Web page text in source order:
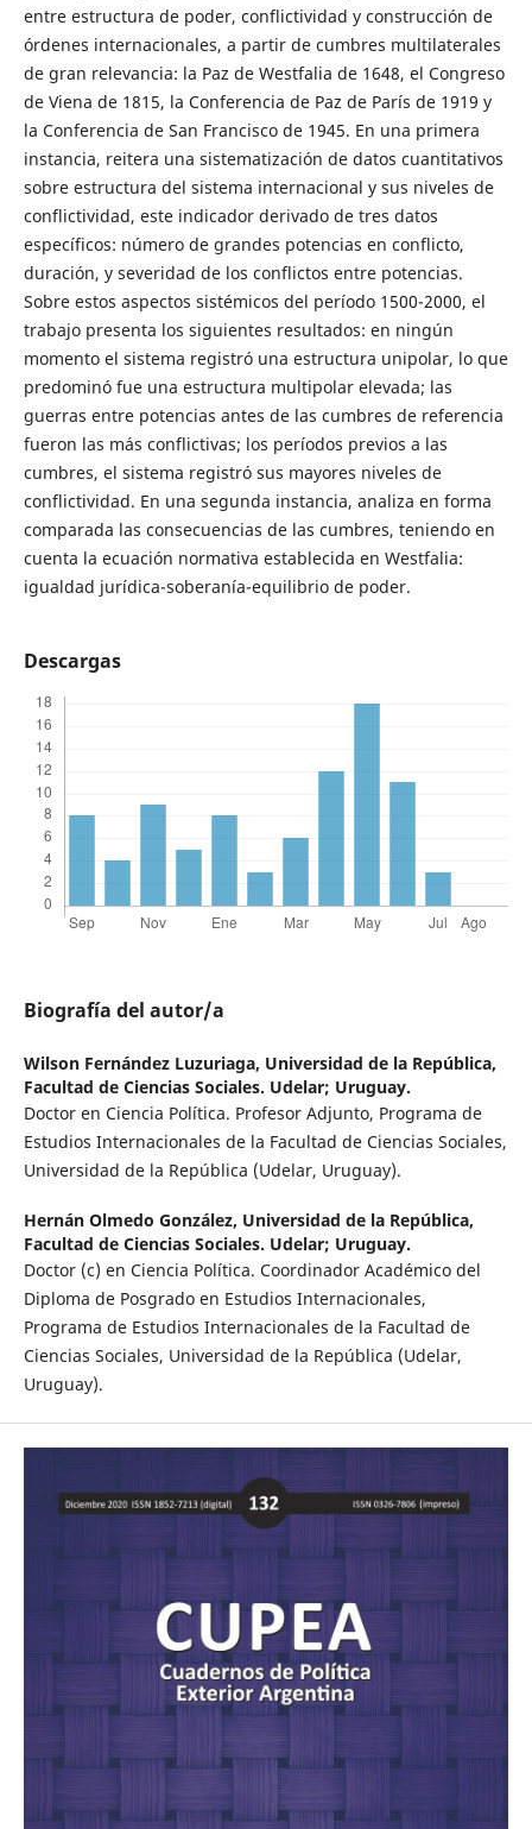
entre estructura de poder, conflictividad y construcción de
órdenes internacionales, a partir de cumbres multilaterales
de gran relevancia: la Paz de Westfalia de 1648, el Congreso
de Viena de 1815, la Conferencia de Paz de París de 1919 y
la Conferencia de San Francisco de 1945. En una primera
instancia, reitera una sistematización de datos cuantitativos
sobre estructura del sistema internacional y sus niveles de
conflictividad, este indicador derivado de tres datos
específicos: número de grandes potencias en conflicto,
duración, y severidad de los conflictos entre potencias.
Sobre estos aspectos sistémicos del período 1500-2000, el
trabajo presenta los siguientes resultados: en ningún
momento el sistema registró una estructura unipolar, lo que
predominó fue una estructura multipolar elevada; las
guerras entre potencias antes de las cumbres de referencia
fueron las más conflictivas; los períodos previos a las
cumbres, el sistema registró sus mayores niveles de
conflictividad. En una segunda instancia, analiza en forma
comparada las consecuencias de las cumbres, teniendo en
cuenta la ecuación normativa establecida en Westfalia:
igualdad jurídica-soberanía-equilibrio de poder.
Descargas
Biografía del autor/a
Wilson Fernández Luzuriaga, Universidad de la República,
Facultad de Ciencias Sociales. Udelar; Uruguay.
Doctor en Ciencia Política. Profesor Adjunto, Programa de
Estudios Internacionales de la Facultad de Ciencias Sociales,
Universidad de la República (Udelar, Uruguay).
Hernán Olmedo González, Universidad de la República,
Facultad de Ciencias Sociales. Udelar; Uruguay.
Doctor (c) en Ciencia Política. Coordinador Académico del
Diploma de Posgrado en Estudios Internacionales,
Programa de Estudios Internacionales de la Facultad de
Ciencias Sociales, Universidad de la República (Udelar,
Uruguay).